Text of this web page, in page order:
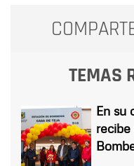
TEMAS
En su